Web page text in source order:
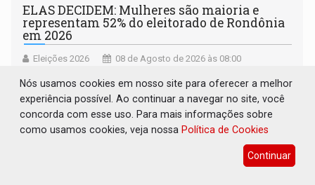
ELAS DECIDEM: Mulheres são maioria e
representam 52% do eleitorado de Rondônia
em 2026
Eleições 2026 08 de Agosto de 2026 às 08:00
A composição etária do eleitorado rondoniense também
indica forte concentração nas faixas adultas
Nós usamos cookies em nosso site para oferecer a melhor
experiência possível. Ao continuar a navegar no site, você
concorda com esse uso. Para mais informações sobre
como usamos cookies, veja nossa Política de Cookies
Continuar